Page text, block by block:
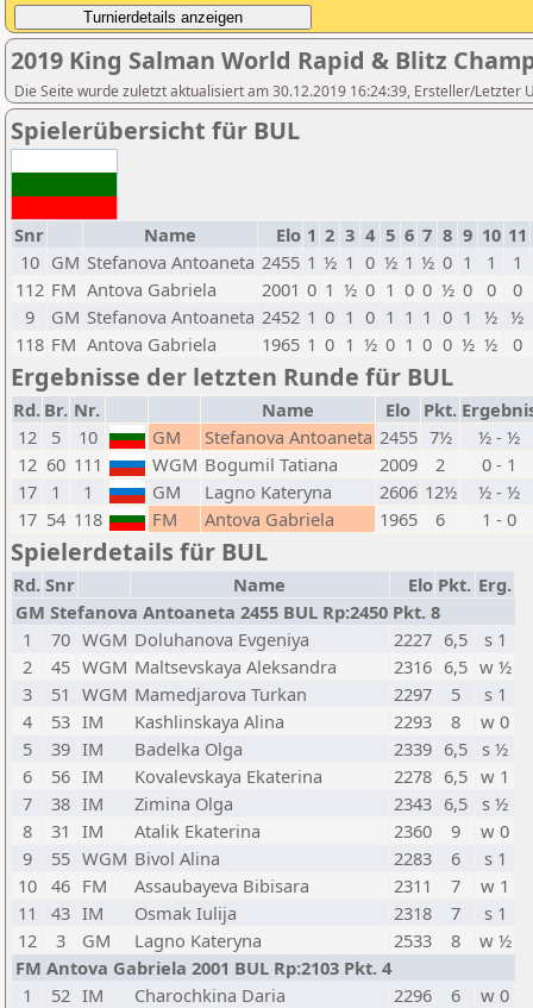
2019 King Salman World Rapid & Blitz
Die Seite wurde zuletzt aktualisiert am 30.12.2019 16:24:39, Ersteller/Letzter
Spielerübersicht für BUL
Snr Name Elo 1 2 3 4 5 6 7 8 9 10 11
10 GM Stefanova Antoaneta 2455 1 ½ 1 0 ½ 1 ½ 0 1 1
1
112 FM Antova Gabriela 2001 0 1 ½ 0 1 0 0 ½ 0 0
0
9
GM Stefanova Antoaneta 2452 1 0 1 0 1 1 1 0 1 ½ ½
118 FM Antova Gabriela 1965 1 0 1 ½ 0 1 0 0 ½ ½ 0
Ergebnisse der letzten Runde für BUL
Rd. Br. Nr. Name Elo Pkt.
12
5 10 GM Stefanova Antoaneta 2455 7½
½ - ½
12 60 111 WGM Bogumil Tatiana 2009 2
0 - 1
17
1 1 GM Lagno Kateryna 2606 12½
½ - ½
17 54 118 FM Antova Gabriela 1965 6 1 - 0
Spielerdetails für BUL
Rd. Snr Name Elo Pkt. Erg.
GM Stefanova Antoaneta 2455 BUL Rp:2450 Pkt. 8
1
70 WGM Doluhanova Evgeniya 2227 6,5
s 1
2
45 WGM Maltsevskaya Aleksandra 2316 6,5 w ½
3
51 WGM Mamedjarova Turkan 2297 5
s 1
4
53 IM Kashlinskaya Alina 2293 8
w 0
5
39 IM Badelka Olga 2339 6,5
s ½
6
56 IM Kovalevskaya Ekaterina 2278 6,5 w 1
7
38 IM Zimina Olga 2343 6,5
s ½
8
31 IM Atalik Ekaterina 2360 9
w 0
9
55 WGM Bivol Alina 2283 6
s 1
10 46 FM Assaubayeva Bibisara 2311 7
w 1
11
43 IM Osmak Iulija 2318 7
s 1
12
3 GM Lagno Kateryna 2533 8
w ½
FM Antova Gabriela 2001 BUL Rp:2103 Pkt. 4
1
52 IM Charochkina Daria 2296 6
w 0